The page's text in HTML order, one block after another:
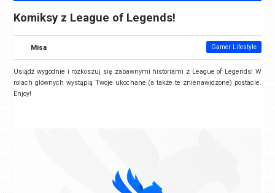
Komiksy z League of Legends!
Misa Gamer Lifestyle
Usiądź wygodnie i rozkoszuj się zabawnymi historiami z League of Legends! W
rolach głównych wystąpią Twoje ukochane (a także te znienawidzone) postacie.
Enjoy!